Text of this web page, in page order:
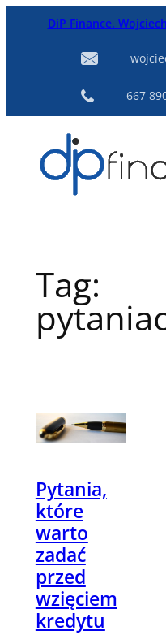
PrzejdźDiP Finance.
667
Tag:
Pytania,
które
warto
zadać
przed
wzięciem
kredytu